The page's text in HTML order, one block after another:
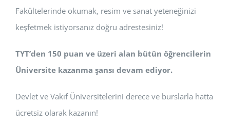
Fakültelerinde okumak, resim ve sanat yeteneğinizi
keşfetmek istiyorsanız doğru adrestesiniz!
TYT’den 150 puan ve üzeri alan bütün öğrencilerin
Üniversite kazanma şansı devam ediyor.
Devlet ve Vakıf Üniversitelerini derece ve burslarla hatta
ücretsiz olarak kazanın!